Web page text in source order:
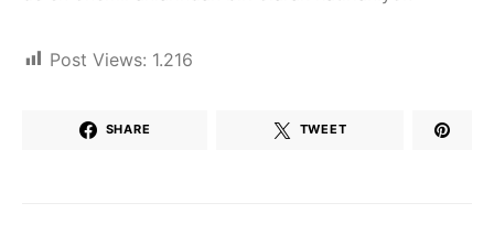
Post Views: 1.216
SHARE TWEET